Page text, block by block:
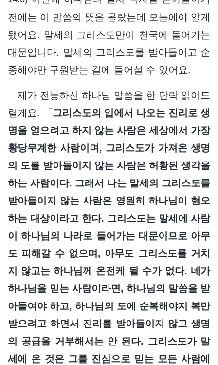
전에는 이 말씀의 뜻을 몰랐는데 오늘에야 알게
됐어요. 말세의 그리스도만이 천국에 들어가는
대문입니다. 말세의 그리스도를 받아들이고 순
종해야만 구원받는 길에 들어설 수 있어요.
제가 전능하신 하나님 말씀을 한 단락 읽어드
릴게요. 『그리스도의 입에서 나오는 진리로 생
명을 얻으려고 하지 않는 사람은 세상에서 가장
황당무계한 사람이며, 그리스도가 가져온 생명
의 도를 받아들이지 않는 사람은 허황된 생각을
하는 사람이다. 그래서 나는 말세의 그리스도를
받아들이지 않는 사람은 영원히 하나님이 혐오
하는 대상이라고 한다. 그리스도는 말세에 사람
이 하나님의 나라로 들어가는 대문이므로 아무
도 피해갈 수 없으며, 아무도 그리스도를 거치
지 않고는 하나님께 온전케 될 수가 없다. 네가
하나님을 믿는 사람이라면, 하나님의 말씀을 받
아들여야 하고, 하나님의 도에 순복해야지 복만
받으려고 하면서 진리를 받아들이지 않고 생명
의 공급을 거부해서는 안 된다. 그리스도가 말
세에 온 것은 그를 진심으로 믿는 모든 사람에